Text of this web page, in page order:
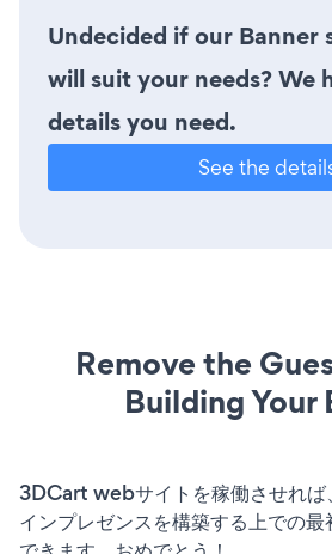
Undecided if our Banner
will suit your needs? We
details you need.
See the
Remove the
Building Your
3DCart webサイトを稼働させれば
インプレゼンスを構築する上での